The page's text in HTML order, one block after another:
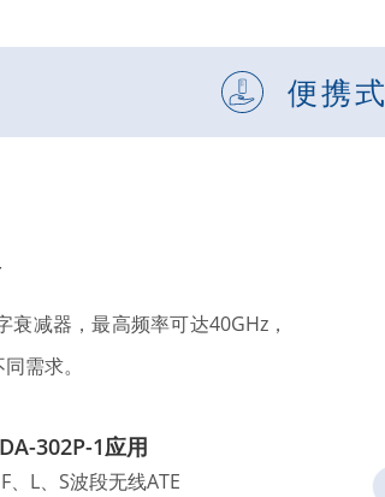
便携式​
减器，最高频率可达40GHz，
需求。
302P-1应用
、L、S波段无线ATE